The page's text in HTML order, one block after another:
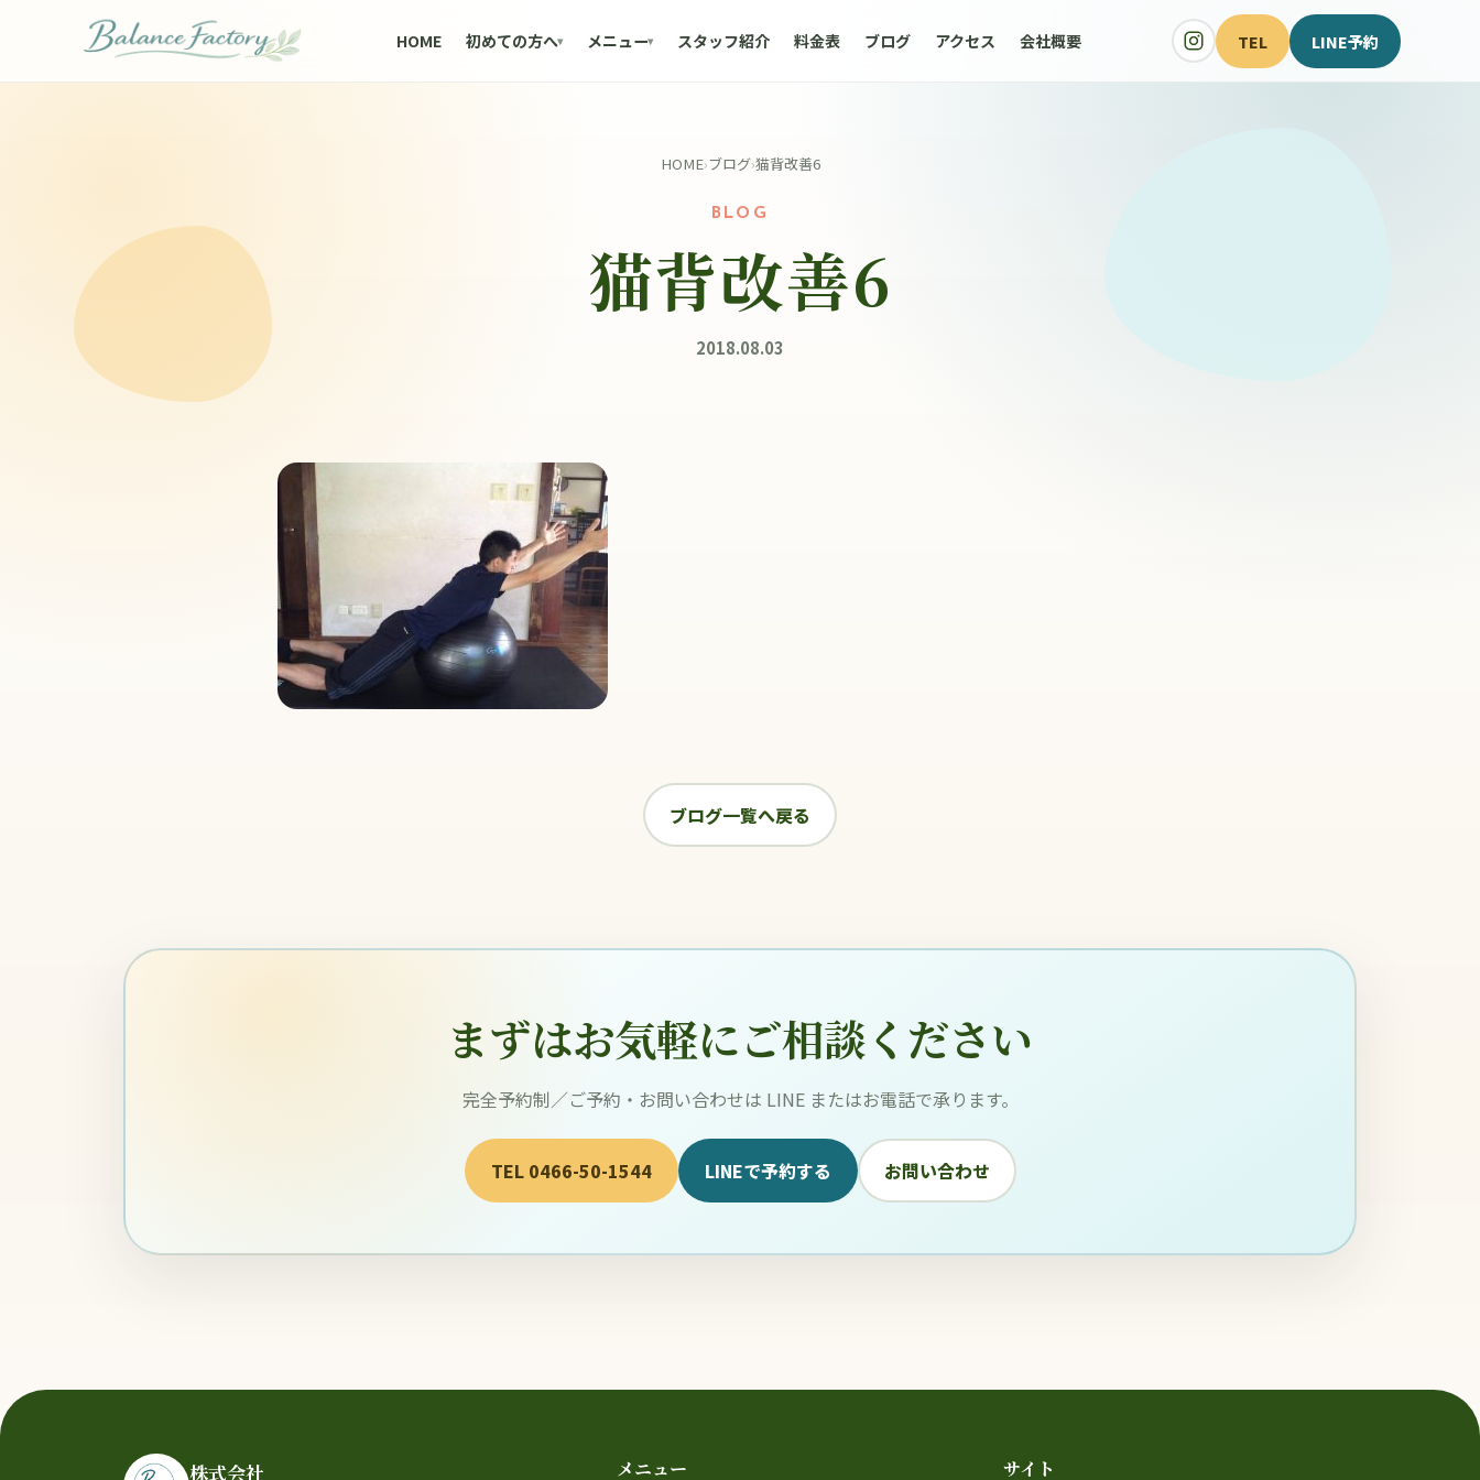
HOME 初めての方へ メニュー スタッフ紹介 料金表 ブログ アクセス 会社概要 TEL LINE予約
HOME›ブログ›猫背改善6
BLOG
猫背改善6
2018.08.03
ブログ一覧へ戻る
まずはお気軽にご相談ください
完全予約制／ご予約・お問い合わせは LINE またはお電話で承ります。
TEL 0466-50-1544 LINEで予約する お問い合わせ
株式会社 メニュー サイト